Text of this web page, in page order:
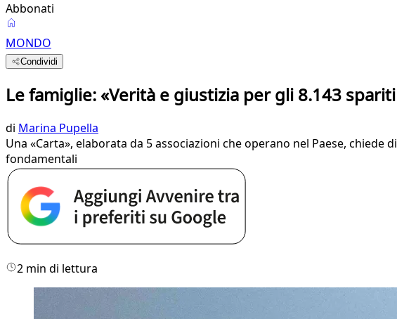
Abbonati
MONDO
Condividi
Le famiglie: «Verità e giustizia per gli 8.143
di Marina Pupella
Una «Carta», elaborata da 5 associazioni che operano nel Paese,
fondamentali
2 min di lettura